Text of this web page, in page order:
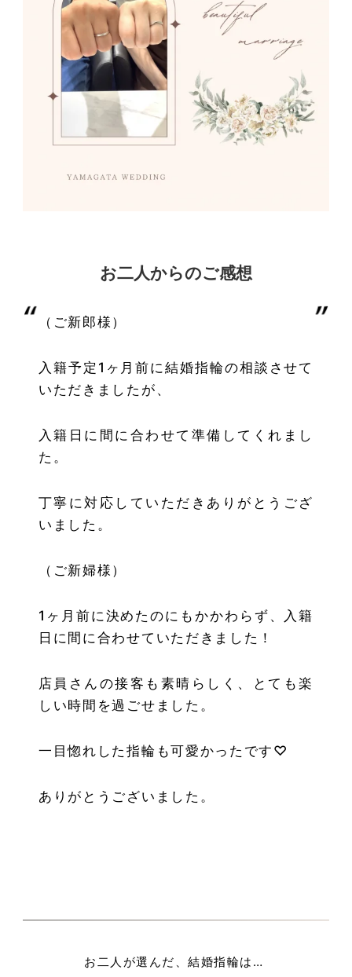
お二人からのご感想
（ご新郎様）
入籍予定1ヶ月前に結婚指輪の相談させて
いただきましたが、
入籍日に間に合わせて準備してくれまし
た。
丁寧に対応していただきありがとうござ
いました。
（ご新婦様）
1ヶ月前に決めたのにもかかわらず、入籍
日に間に合わせていただきました！
店員さんの接客も素晴らしく、とても楽
しい時間を過ごせました。
一目惚れした指輪も可愛かったです♡
ありがとうございました。
お二人が選んだ、結婚指輪は…